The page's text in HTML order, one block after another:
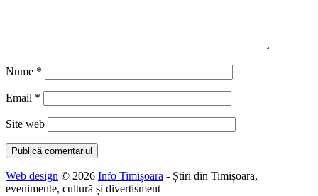
Nume *
Email *
Site web
Web design © 2026 Info Timișoara - Știri din Timișoara,
evenimente, cultură și divertisment